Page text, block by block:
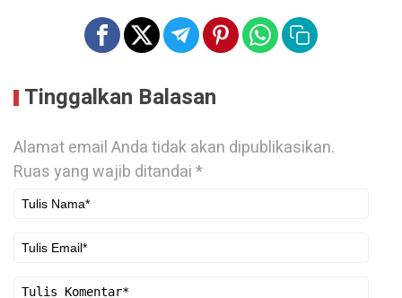
Tinggalkan Balasan
Alamat email Anda tidak akan dipublikasikan.
Ruas yang wajib ditandai*